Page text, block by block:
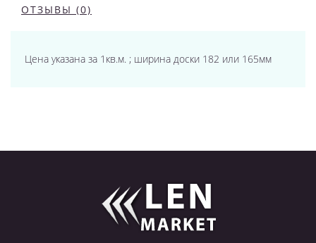
ОТЗЫВЫ (0)
Цена указана за 1кв.м. ; ширина доски 182 или 165мм